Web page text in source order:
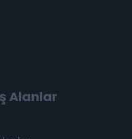
Alanlar